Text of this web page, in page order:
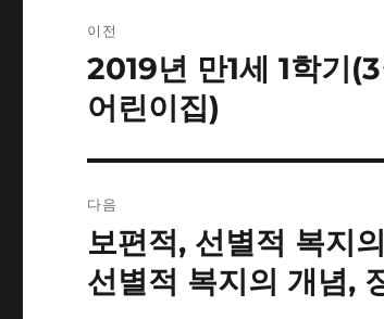
내
비
이
션
이전
이
전
글:
2019년 만1세 1학기
어린이집)
다음
다
음
글:
보편적, 선별적 복지
선별적 복지의 개념,